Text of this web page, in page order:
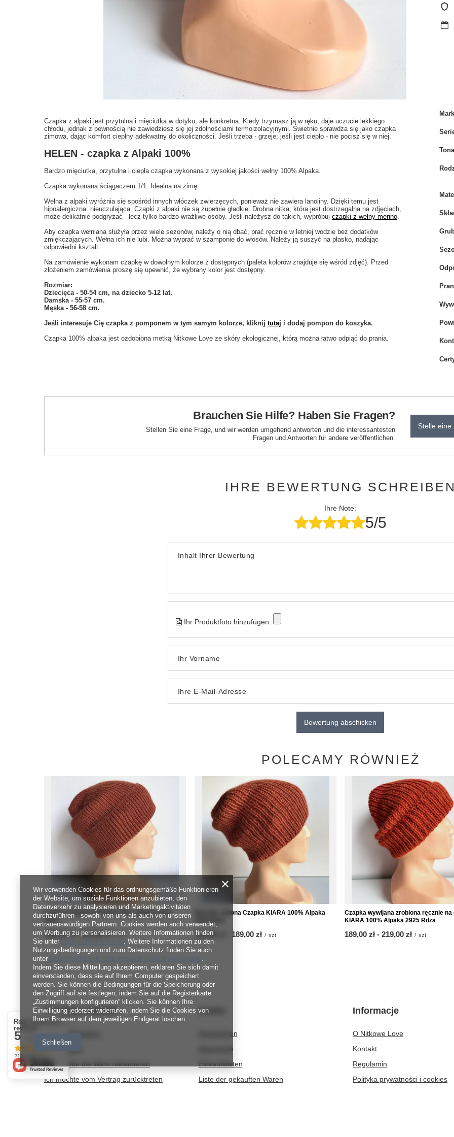
Czapka z alpaki jest przytulna i mięciutka w dotyku, ale konkretna. Kiedy trzymasz ją w ręku, daje uczucie lekkiego
chłodu, jednak z pewnością nie zawiedziesz się jej zdolnościami termoizolacyjnymi. Świetnie sprawdza się jako czapka
zimowa, dając komfort cieplny adekwatny do okoliczności. Jeśli trzeba - grzeje; jeśli jest ciepło - nie pocisz się w niej.
HELEN - czapka z Alpaki 100%
Bardzo mięciutka, przytulna i ciepła czapka wykonana z wysokiej jakości wełny 100% Alpaka.
Czapka wykonana ściągaczem 1/1. Idealna na zimę.
Wełna z alpaki wyróżnia się spośród innych włóczek zwierzęcych, ponieważ nie zawiera lanoliny. Dzięki temu jest
hipoalergiczna: nieuczulająca. Czapki z alpaki nie są zupełnie gładkie. Drobna nitka, która jest dostrzegalna na zdjęciach,
może delikatnie podgryzać - lecz tylko bardzo wrażliwe osoby. Jeśli należysz do takich, wypróbuj czapki z wełny merino.
Aby czapka wełniana służyła przez wiele sezonów, należy o nią dbać, prać ręcznie w letniej wodzie bez dodatków
zmiękczających. Wełna ich nie lubi. Można wyprać w szamponie do włosów. Należy ją suszyć na płasko, nadając
odpowiedni kształt.
Na zamówienie wykonam czapkę w dowolnym kolorze z dostępnych (paleta kolorów znajduje się wśród zdjęć). Przed
złożeniem zamówienia proszę się upewnić, że wybrany kolor jest dostępny.
Rozmiar:
Dziecięca - 50-54 cm, na dziecko 5-12 lat.
Damska - 55-57 cm.
Męska - 56-58 cm.
Jeśli interesuje Cię czapka z pomponem w tym samym kolorze, kliknij tutaj i dodaj pompon do koszyka.
Czapka 100% alpaka jest ozdobiona metką Nitkowe Love ze skóry ekologicznej, którą można łatwo odpiąć do prania.
Brauchen Sie Hilfe? Haben Sie Fragen?
Stellen Sie eine Frage, und wir werden umgehend antworten und die interessantesten
Fragen und Antworten für andere veröffentlichen.
Stelle eine
IHRE BEWERTUNG
Ihre Note:
5/5
Inhalt Ihrer Bewertung
Ihr Produktfoto hinzufügen:
Ihr Vorname
Ihre E-Mail-Adresse
Bewertung abschicken
POLECAMY RÓWNIEŻ
Czapka wywijana HELEN 100% Alpaka 2925
ab
189,00 zł- bis
219,00 zł / szt.
Ręcznie robiona Czapka KIARA 100% Alpaka
2925 Rdza
ab
159,00 zł bis
189,00 zł / szt.
Czapka wywijana zrobiona ręcznie na
KIARA 100% Alpaka 2925 Rdza
ab
189,00 zł - bis
219,00 zł / szt.
BESTELLUNGEN
Bestellungsstatus
Ich möchte die Ware reklamieren
Ich möchte vom Vertrag zurücktreten
Konto
Registrieren
Warenkorb
Einkaufslisten
Liste der gekauften Waren
Informacje
O Nitkowe Love
Kontakt
Regulamin
Polityka prywatności i cookies
Real customers
reviews
5
213 reviews
Wir verwenden Cookies für das ordnungsgemäße Funktionieren
der Website, um soziale Funktionen anzubieten, den
Datenverkehr zu analysieren und Marketingaktivitäten
durchzuführen - sowohl von uns als auch von unseren
vertrauenswürdigen Partnern. Cookies werden auch verwendet,
um Werbung zu personalisieren. Weitere Informationen finden
Sie unter
. Weitere Informationen zu den
Nutzungsbedingungen und zum Datenschutz finden Sie auch
unter
.
Indem Sie diese Mitteilung akzeptieren, erklären Sie sich damit
einverstanden, dass sie auf Ihrem Computer gespeichert
werden. Sie können die Bedingungen für die Speicherung oder
den Zugriff auf sie festlegen, indem Sie auf die Registerkarte
„Zustimmungen konfigurieren“ klicken. Sie können Ihre
Einwilligung jederzeit widerrufen, indem Sie die Cookies von
Ihrem Browser auf dem jeweiligen Endgerät löschen.
Schließen